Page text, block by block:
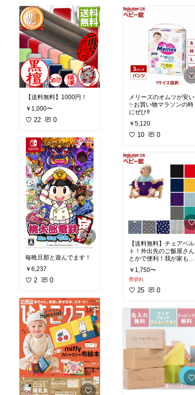
【送料無料】1000円！
￥1,000〜
22 0
毎晩旦那と遊んでます！
￥6,237
2 0
メリーズのオムツが安い
✨お買い物マラソンの時
にぜひ‼️
￥5,120
10 0
【送料無料】チェアベル
ト！外出先のご飯屋さん
とかで便利！我が家も買
います！
￥1,750〜
売切れ
25 0